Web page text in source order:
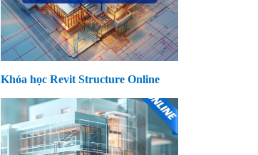
Khóa học Revit Structure Online